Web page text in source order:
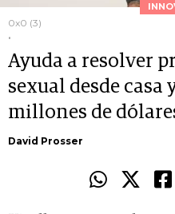
0x0 (3)
.
Ayuda a resolver
sexual desde casa
millones de
David Prosser